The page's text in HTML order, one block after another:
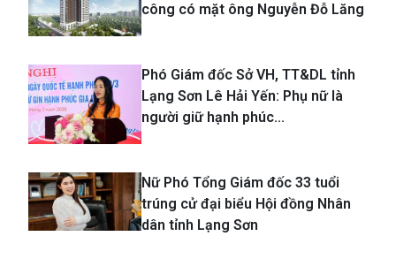
công có mặt ông Nguyễn Đỗ Lăng
Phó Giám đốc Sở VH, TT&DL tỉnh
Lạng Sơn Lê Hải Yến: Phụ nữ là
người giữ hạnh phúc...
Nữ Phó Tổng Giám đốc 33 tuổi
trúng cử đại biểu Hội đồng Nhân
dân tỉnh Lạng Sơn